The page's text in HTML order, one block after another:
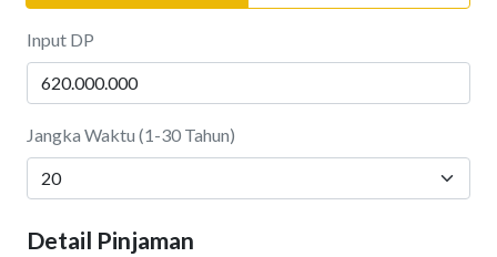
Input DP
Jangka Waktu (1-30 Tahun)
Detail Pinjaman